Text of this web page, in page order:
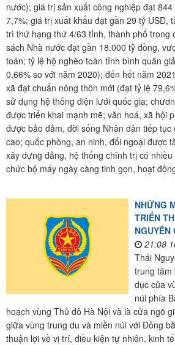
nước); giá trị sản xuất công nghiệp đạt
7,7%; giá trị xuất khẩu đạt gần 29 tỷ USD,
trì thứ hạng thứ 4/63 tỉnh, thành phố trong
sách Nhà nước đạt gần 18.000 tỷ đồng,
toán; tỷ lệ hộ nghèo toàn tỉnh bình quân
0,66% so với năm 2020); đến hết năm
xã đạt chuẩn nông thôn mới (đạt tỷ lệ
sử dụng hệ thống điện lưới quốc gia;
được triển khai mạnh mẽ; văn hoá, xã hội
được bảo đảm, đời sống Nhân dân tiếp
cao; quốc phòng, an ninh, đối ngoại được
xây dựng đảng, hệ thống chính trị có
chức bộ máy ngày càng tinh gọn, hoạt
NHỮNG
TRIỂN
21:08
Thái
trung tâm
dục của
núi phía
hoạch vùng Thủ đô Hà Nội và là cửa ngõ
giữa vùng trung du và miền núi với Đồng
thuận lợi về vị trí, điều kiện tự nhiên, kinh